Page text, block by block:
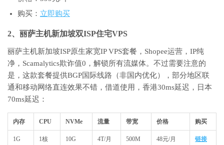
购买： 立即购买
2、丽萨主机新加坡双ISP住宅VPS
丽萨主机新加坡ISP原生家宽IP VPS套餐，Shopee运营，IP纯
净，Scamalytics欺诈值0，解锁所有流媒体。不过需要注意的
是，这款套餐提供BGP国际线路（非国内优化），部分地区联
通和移动网络直连效果不错，借道使用，香港30ms延迟，日本
70ms延迟：
内存 CPU NVMe 流量 带宽 价格 购买
1G 1核 10G 4T/月 500M 48元/月 链接